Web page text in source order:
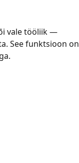
vale tööliik —
See funktsioon on